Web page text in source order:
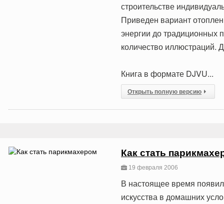
строительстве
Приведен вариант
энергии до традиционных
количество иллюстраций.
Книга в формате DJVU...
Открыть полную версию
Как стать
19 февраля 2006
В настоящее время
искусства в домашних